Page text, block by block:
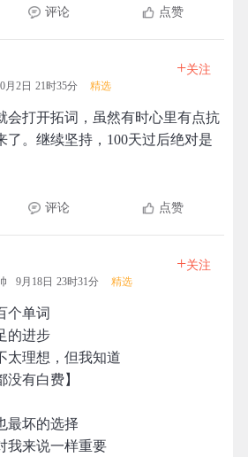
评论 点赞
月2日 21时35分 精选
+关注
会打开拓词，虽然有时心里有点抗
了。继续坚持，100天过后绝对是
评论 点赞
9月18日 23时31分 精选
+关注
个单词
的进步
太理想，但我知道
没有白费】
最坏的选择
我来说一样重要